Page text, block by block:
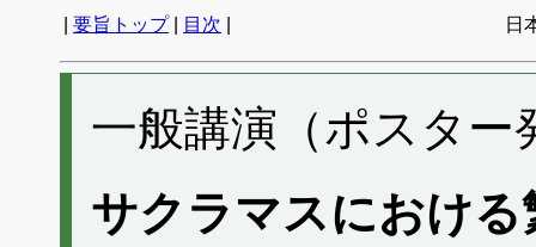
要旨トップ| 目次 日
一般講演（ポスター
サクラマスにおけ